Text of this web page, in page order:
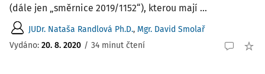
(dále jen „směrnice 2019/1152“), kterou mají ...
JUDr. Nataša Randlová Ph.D., Mgr. David Smolař
Vydáno: 20. 8. 2020 / 34 minut čtení